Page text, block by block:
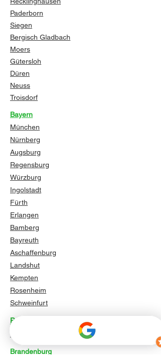
Paderborn
Siegen
Bergisch Gladbach
Moers
Gütersloh
Düren
Neuss
Troisdorf
Bayern
München
Nürnberg
Augsburg
Regensburg
Würzburg
Ingolstadt
Fürth
Erlangen
Bamberg
Bayreuth
Aschaffenburg
Landshut
Kempten
Rosenheim
Schweinfurt
Berlin
Berlin
Brandenburg